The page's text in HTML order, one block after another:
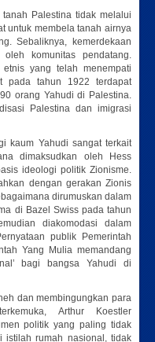
Palestina tidak melalui
untuk membela tanah airnya
Sebaliknya, kemerdekaan
komunitas pendatang.
yang telah menempati
pada tahun 1922 terdapat
orang Yahudi di Palestina.
Palestina dan imigrasi
kaum Yahudi sangat terkait
dimaksudkan oleh Hess
ideologi politik Zionisme.
dengan gerakan Zionis
dirumuskan dalam
di Bazel Swiss pada tahun
diakomodasi dalam
publik Pemerintah
Yang Mulia memandang
bagi bangsa Yahudi di
dan membingungkan para
Arthur Koestler
politik yang paling tidak
istilah rumah nasional, tidak